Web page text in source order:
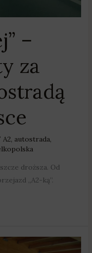
–
za
A2, autostrada,
droższa. Od
„A2-ką”.